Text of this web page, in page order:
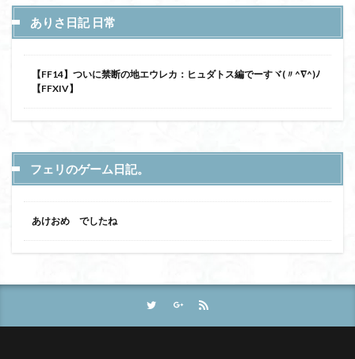
ありさ日記 日常
【FF14】ついに禁断の地エウレカ：ヒュダトス編でーすヾ(〃^∇^)ﾉ
【FFXIV】
フェリのゲーム日記。
あけおめ でしたね